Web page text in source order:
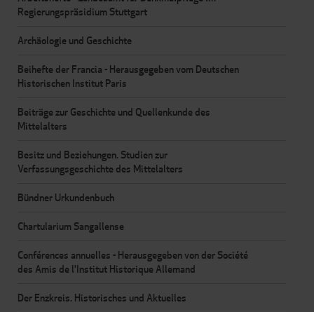
Regierungspräsidium Stuttgart
Archäologie und Geschichte
Beihefte der Francia - Herausgegeben vom Deutschen
Historischen Institut Paris
Beiträge zur Geschichte und Quellenkunde des
Mittelalters
Besitz und Beziehungen. Studien zur
Verfassungsgeschichte des Mittelalters
Bündner Urkundenbuch
Chartularium Sangallense
Conférences annuelles - Herausgegeben von der Société
des Amis de l'Institut Historique Allemand
Der Enzkreis. Historisches und Aktuelles